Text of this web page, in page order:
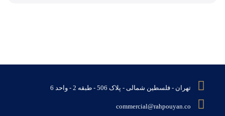
تهران - فلسطین شمالی - پلاک 506 - طبقه 2 - واحد 6